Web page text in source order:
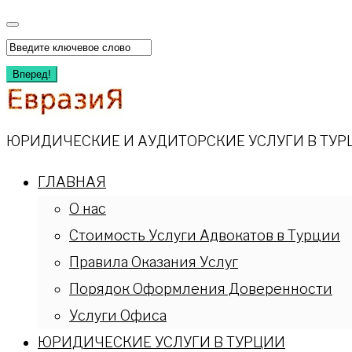
Перейти
к
содержимому
Искать:
Вперед!
ЮРИДИЧЕСКИЕ И АУДИТОРСКИЕ УСЛУГИ В
ГЛАВНАЯ
О нас
Стоимость Услуги Адвокатов в Турции
Правила Оказания Услуг
Порядок Оформления Доверенности
Услуги Офиса
ЮРИДИЧЕСКИЕ УСЛУГИ В ТУРЦИИ